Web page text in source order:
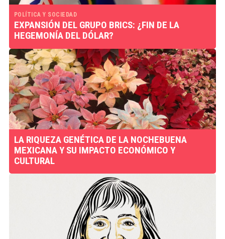
POLÍTICA Y SOCIEDAD
EXPANSIÓN DEL GRUPO BRICS: ¿FIN DE LA
HEGEMONÍA DEL DÓLAR?
LA RIQUEZA GENÉTICA DE LA NOCHEBUENA
MEXICANA Y SU IMPACTO ECONÓMICO Y
CULTURAL